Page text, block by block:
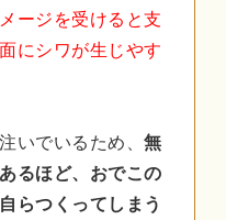
ージを受けると支
にシワが生じやす
いでいるため、 無
るほど、おでこの
らつくってしまう